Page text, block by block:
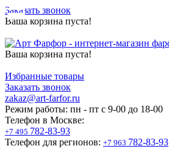
Заказать звонок
Ваша корзина пуста!
Ваша корзина пуста!
Избранные товары
Заказать звонок
zakaz@art-farfor.ru
Режим работы: пн - пт c 9-00 до 18-00
Телефон в Москве:
+7 495 782-83-93
Телефон для регионов: +7 963 782-83-93